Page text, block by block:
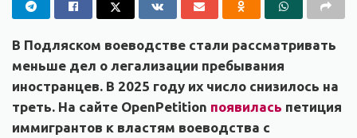
В Подляском воеводстве стали рассматривать
меньше дел о легализации пребывания
иностранцев. В 2025 году их число снизилось на
треть. На сайте OpenPetition появилась петиция
иммигрантов к властям воеводства с